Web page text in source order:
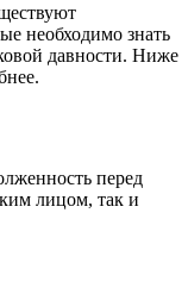
необходимо знать
давности. Ниже
перед
лицом, так и